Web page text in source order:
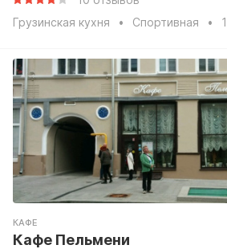
Грузинская кухня
Спортивная
КАФЕ
Кафе Пельмени